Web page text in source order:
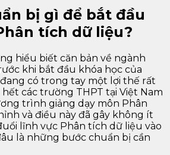
bị gì để bắt đầu
tích dữ liệu?
hiểu biết căn bản về ngành
khi bắt đầu khóa học của
có trong tay một lợi thế rất
hết các trường THPT tại Việt Nam
trình giảng dạy môn Phân
và điều này đã gây không ít
lĩnh vực Phân tích dữ liệu vào
là những bước chuẩn bị cần